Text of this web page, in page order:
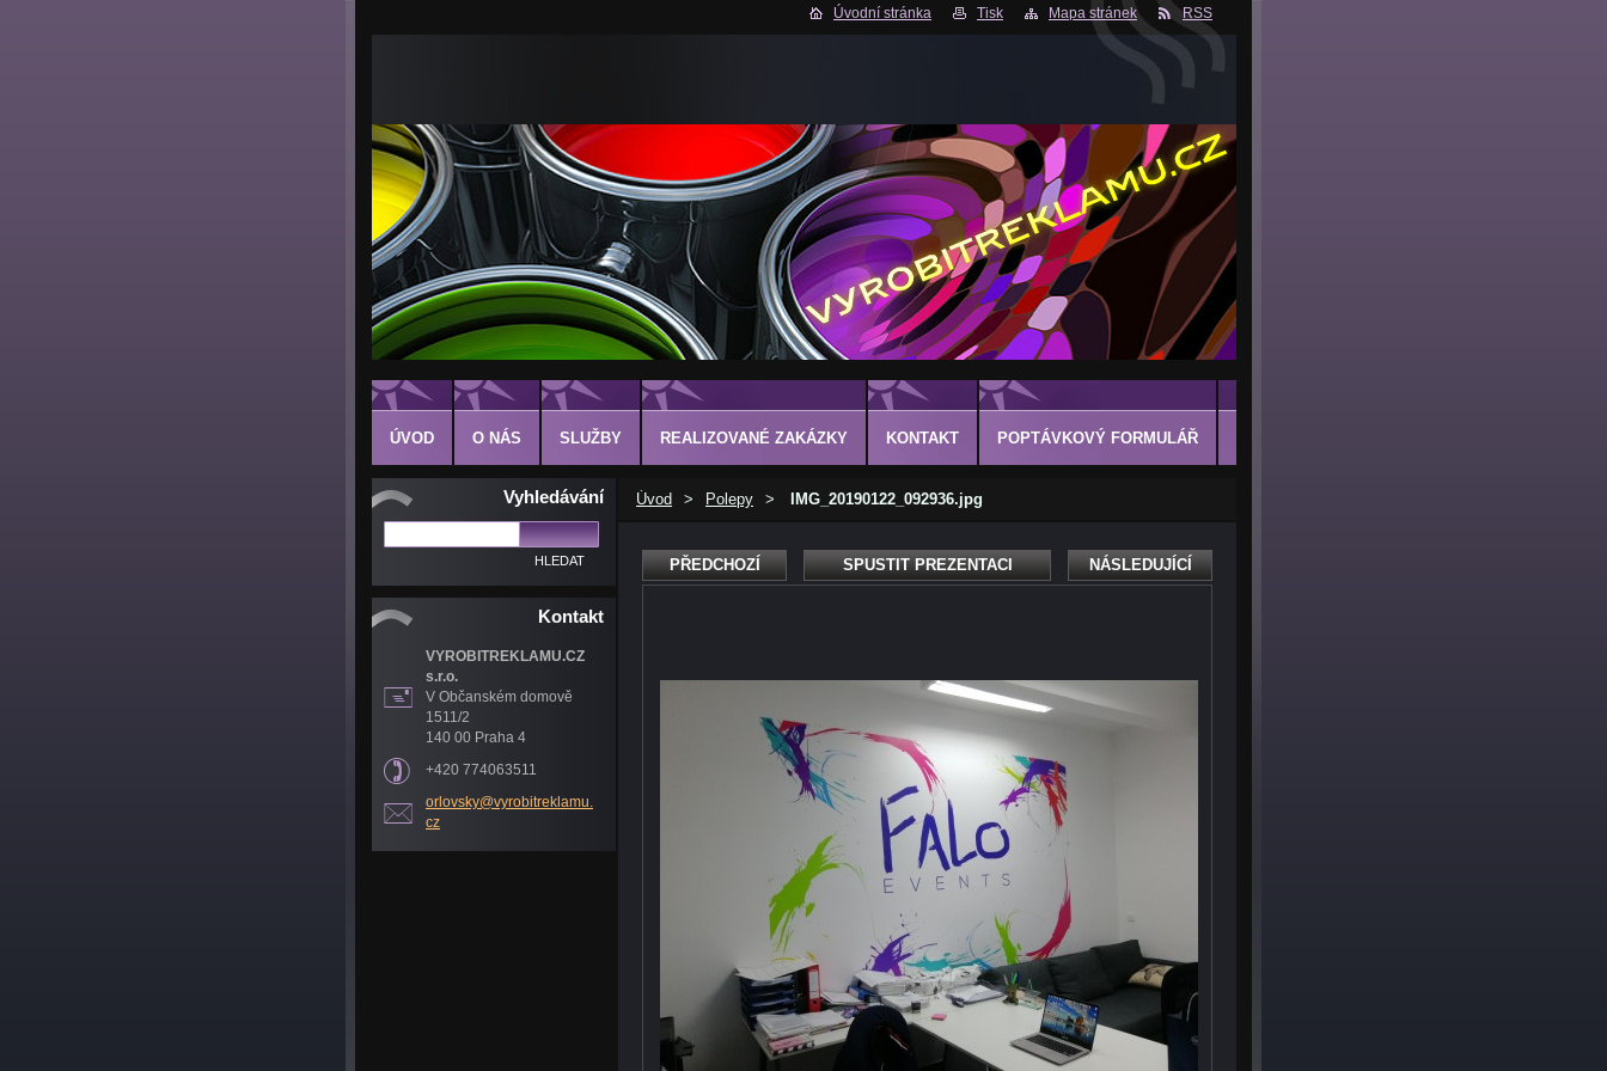
Úvodní stránka Tisk Mapa stránek RSS
Vyhledávání
Kontakt
VYROBITREKLAMU.CZ
s.r.o.
V Občanském domově
1511/2
140 00 Praha 4
+420 774063511
orlovsky@vyrobitreklamu.
cz
Úvod > Polepy > IMG_20190122_092936.jpg
PŘEDCHOZÍ SPUSTIT PREZENTACI NÁSLEDUJÍCÍ
ÚVOD O NÁS SLUŽBY REALIZOVANÉ ZAKÁZKY KONTAKT POPTÁVKOVÝ FORMULÁŘ